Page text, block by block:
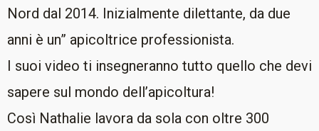
Nord dal 2014. Inizialmente dilettante, da due
anni è un” apicoltrice professionista.
I suoi video ti insegneranno tutto quello che devi
sapere sul mondo dell’apicoltura!
Così Nathalie lavora da sola con oltre 300